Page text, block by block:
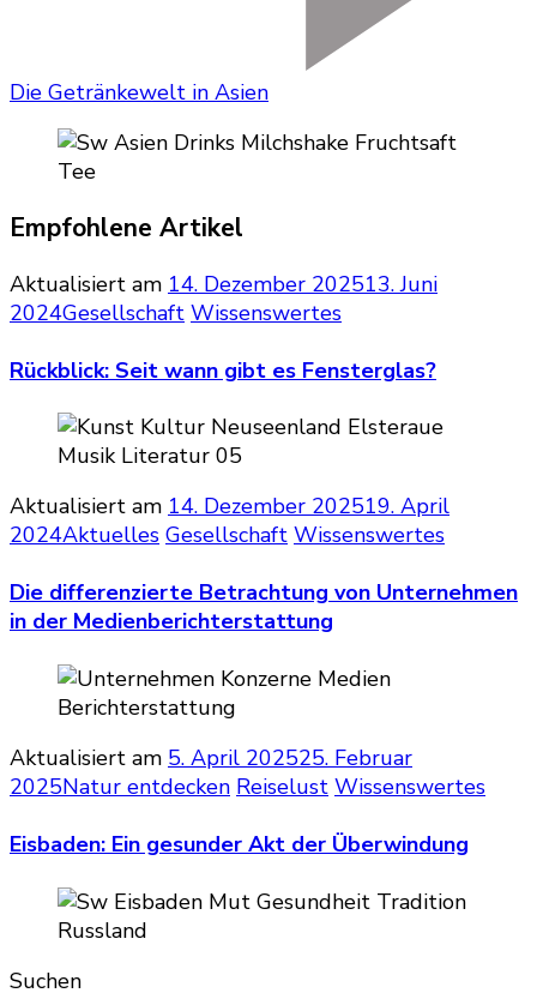
Die Getränkewelt in Asien
Empfohlene Artikel
Aktualisiert am 14. Dezember 202513. Juni
2024Gesellschaft Wissenswertes
Rückblick: Seit wann gibt es Fensterglas?
Aktualisiert am 14. Dezember 202519. April
2024Aktuelles Gesellschaft Wissenswertes
Die differenzierte Betrachtung von Unternehmen
in der Medienberichterstattung
Aktualisiert am 5. April 202525. Februar
2025Natur entdecken Reiselust Wissenswertes
Eisbaden: Ein gesunder Akt der Überwindung
Suchen